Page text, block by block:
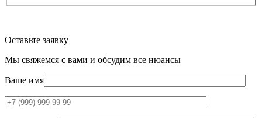
Оставьте заявку
Мы свяжемся с вами и обсудим все нюансы
Ваше имя